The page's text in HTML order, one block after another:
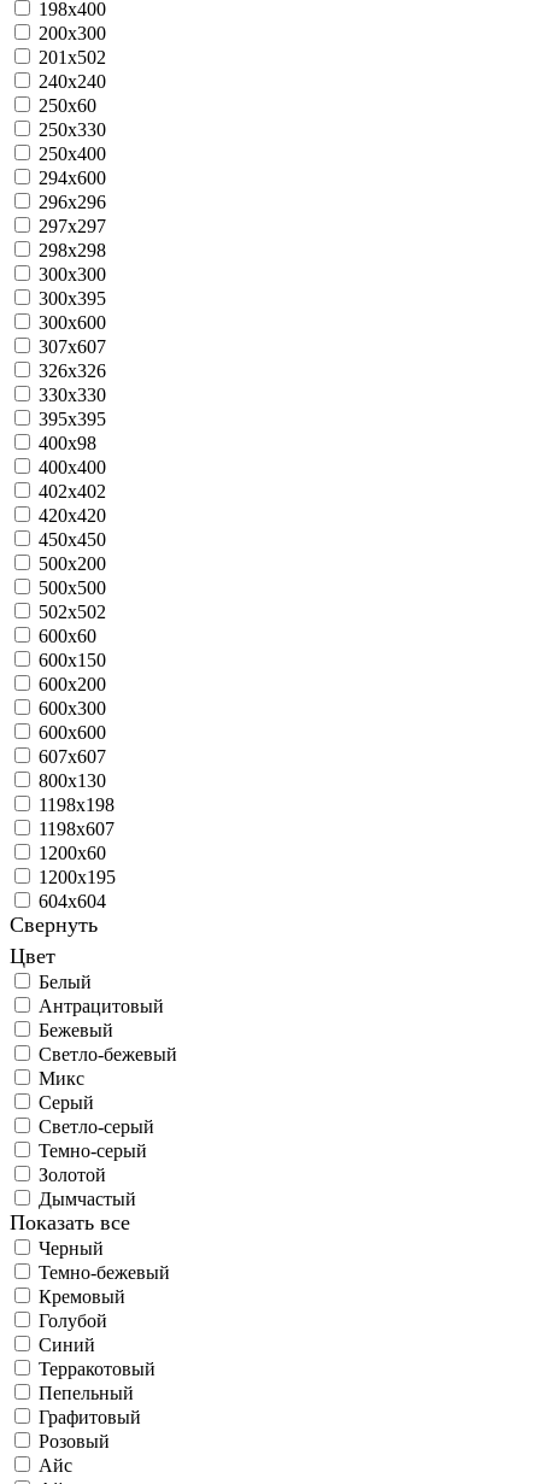
198х400
200x300
201х502
240х240
250х60
250x330
250x400
294х600
296x296
297х297
298х298
300х300
300х395
300х600
307x607
326х326
330х330
395x395
400х98
400х400
402х402
420х420
450х450
500x200
500х500
502х502
600х60
600х150
600х200
600х300
600х600
607x607
800х130
1198x198
1198x607
1200х60
1200х195
604х604
Свернуть
Цвет
Белый
Антрацитовый
Бежевый
Светло-бежевый
Микс
Серый
Светло-серый
Темно-серый
Золотой
Дымчастый
Показать все
Черный
Темно-бежевый
Кремовый
Голубой
Синий
Терракотовый
Пепельный
Графитовый
Розовый
Айс